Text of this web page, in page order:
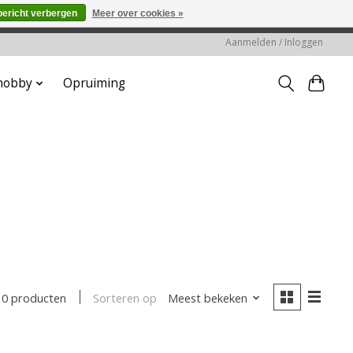
Aanmelden / Inloggen
Opruiming
0 producten Sorteren op Meest bekeken
verbergen Meer over cookies »
gehonoreerd of verwerkt.